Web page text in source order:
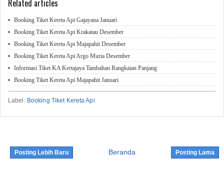
Related articles
Booking Tiket Kereta Api Gajayana Januari
Booking Tiket Kereta Api Krakatau Desember
Booking Tiket Kereta Api Majapahit Desember
Booking Tiket Kereta Api Argo Muria Desember
Informasi Tiket KA Kertajaya Tambahan Rangkaian Panjang
Booking Tiket Kereta Api Majapahit Januari
Label: Booking Tiket Kereta Api
Posting Lebih Baru Posting Lama
Beranda